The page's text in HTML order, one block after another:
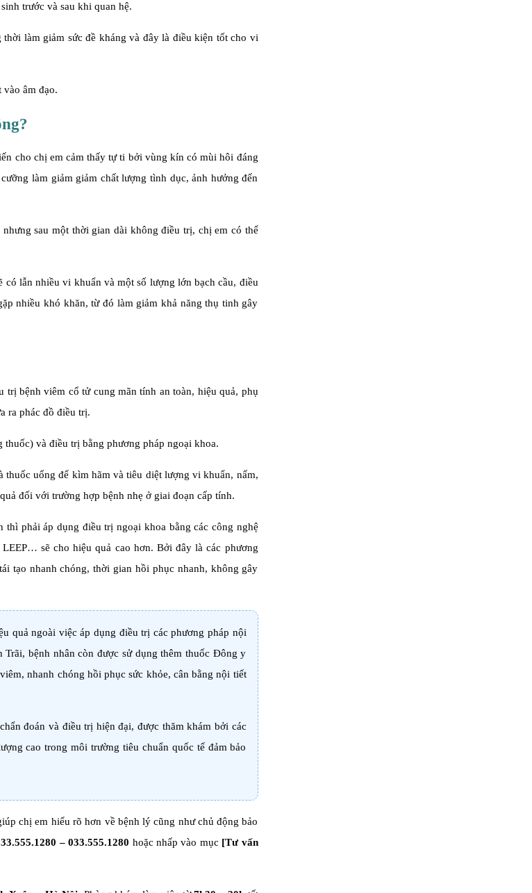
trước và sau khi quan hệ.
làm giảm sức đề kháng và đây là điều kiện tốt cho vi
âm đạo.
cho chị em cảm thấy tự ti bởi vùng kín có mùi hôi đáng
làm giảm giảm chất lượng tình dục, ảnh hưởng đến
sau một thời gian dài không điều trị, chị em có thể
lẫn nhiều vi khuẩn và một số lượng lớn bạch cầu, điều
nhiều khó khăn, từ đó làm giảm khả năng thụ tinh gây
trị bệnh viêm cổ tử cung mãn tính an toàn, hiệu quả, phụ
ra phác đồ điều trị.
và điều trị bằng phương pháp ngoại khoa.
uống để kìm hãm và tiêu diệt lượng vi khuẩn, nấm,
đối với trường hợp bệnh nhẹ ở giai đoạn cấp tính.
phải áp dụng điều trị ngoại khoa bằng các công nghệ
sẽ cho hiệu quả cao hơn. Bởi đây là các phương
tạo nhanh chóng, thời gian hồi phục nhanh, không gây
quả ngoài việc áp dụng điều trị các phương pháp nội
bệnh nhân còn được sử dụng thêm thuốc Đông y
nhanh chóng hồi phục sức khỏe, cân bằng nội tiết
đoán và điều trị hiện đại, được thăm khám bởi các
cao trong môi trường tiêu chuẩn quốc tế đảm bảo
chị em hiểu rõ hơn về bệnh lý cũng như chủ động bảo
–033.555.1280 hoặc nhấp vào mục [Tư vấn